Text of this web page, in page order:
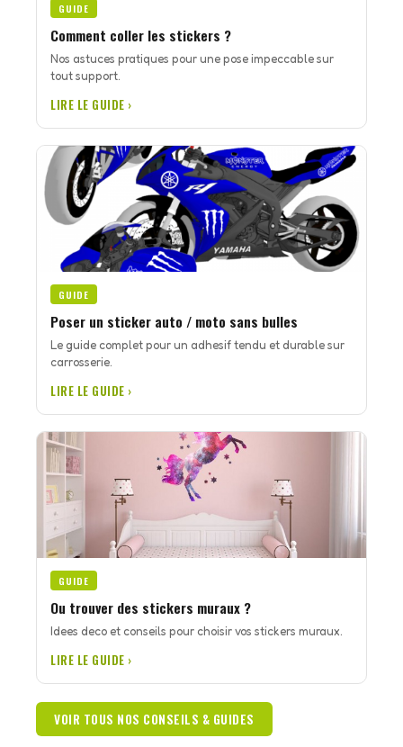
GUIDE
Comment coller les stickers ?
Nos astuces pratiques pour une pose impeccable sur
tout support.
LIRE LE GUIDE ›
GUIDE
Poser un sticker auto / moto sans bulles
Le guide complet pour un adhesif tendu et durable sur
carrosserie.
LIRE LE GUIDE ›
GUIDE
Ou trouver des stickers muraux ?
Idees deco et conseils pour choisir vos stickers muraux.
LIRE LE GUIDE ›
VOIR TOUS NOS CONSEILS & GUIDES